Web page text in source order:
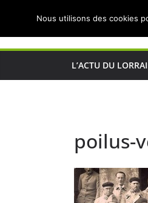
Actualités de
L’ACTU DU
poilus-
Nous utilisons des cookies